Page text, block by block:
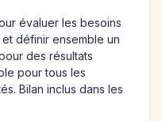
évaluer les besoins
définir ensemble un
des résultats
pour tous les
Bilan inclus dans les